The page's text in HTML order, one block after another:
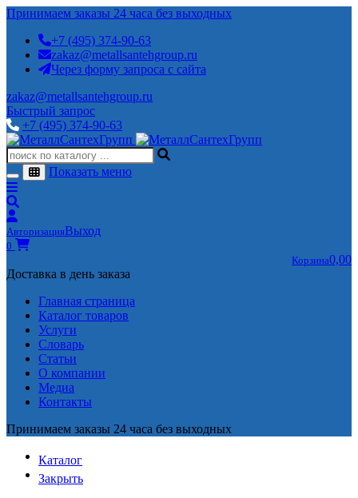
Принимаем заказы 24 часа без выходных
+7 (495) 374-90-63
zakaz@metallsantehgroup.ru
Через форму запроса с сайта
zakaz@metallsantehgroup.ru
Быстрый запрос
+7 (495) 374-90-63
Показать меню
АвторизацияВыход
0
Корзина0,00
Доставка в день заказа
Главная страница
Каталог товаров
Услуги
Словарь
Статьи
О компании
Медиа
Контакты
Принимаем заказы 24 часа без выходных
Каталог
Закрыть